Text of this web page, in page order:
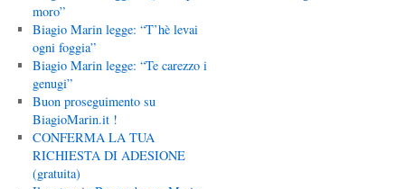
moro”
Biagio Marin legge: “T’hè levai
ogni foggia”
Biagio Marin legge: “Te carezzo i
genugi”
Buon proseguimento su
BiagioMarin.it !
CONFERMA LA TUA
RICHIESTA DI ADESIONE
(gratuita)